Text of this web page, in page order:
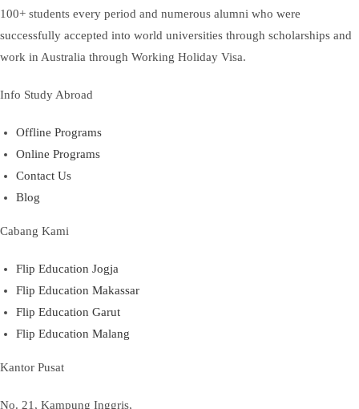
100+ students every period and numerous alumni who were
successfully accepted into world universities through scholarships and
work in Australia through Working Holiday Visa.
Info Study Abroad
Offline Programs
Online Programs
Contact Us
Blog
Cabang Kami
Flip Education Jogja
Flip Education Makassar
Flip Education Garut
Flip Education Malang
Kantor Pusat
No. 21, Kampung Inggris,